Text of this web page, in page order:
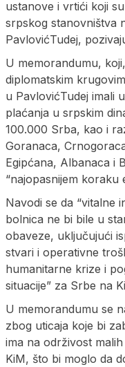
ustanove i vrtići koji
srpskog stanovništva
PavlovićTudej,
U memorandumu,
diplomatskim
u PavlovićTudej imali
plaćanja u srpskim
100.000 Srba, kao i
Goranaca,
Egipćana, Albanaca i
“najopasnijem koraku
Navodi se da “vitalne
bolnica ne bi bile u
obaveze, uključujući
stvari i operativne
humanitarne krize i
situacije” za Srbe na
U memorandumu se
zbog uticaja koje bi
ima na održivost
KiM, što bi moglo da